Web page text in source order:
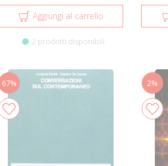
Aggiungi al carrello
2 prodotti disponibili
67% 2%